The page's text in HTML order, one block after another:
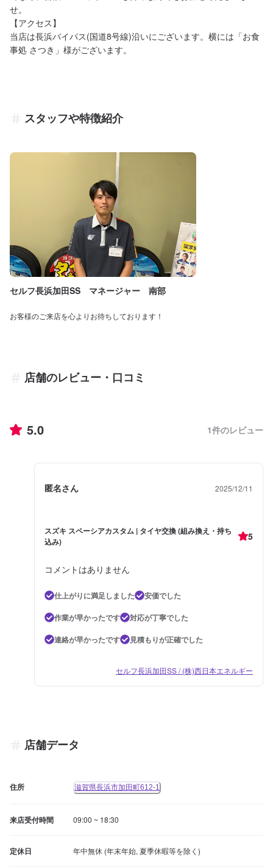
せ。
【アクセス】
当店は長浜バイパス(国道8号線)沿いにございます。横には「お食
事処 さつき」様がございます。
スタッフや特徴紹介
セルフ長浜加田SS マネージャー 南部
お客様のご来店を心よりお待ちしております！
店舗のレビュー・口コミ
5.0 1件のレビュー
匿名さん 2025/12/11
スズキ スペーシアカスタム | タイヤ交換 (組み換え・持ち
込み)
5
コメントはありません
仕上がりに満足しました
安価でした
作業が早かったです
対応が丁寧でした
連絡が早かったです
見積もりが正確でした
セルフ長浜加田SS / (株)西日本エネルギー
店舗データ
住所 滋賀県長浜市加田町612-1
来店受付時間 09:00 ~ 18:30
定休日 年中無休 (年末年始, 夏季休暇等を除く)